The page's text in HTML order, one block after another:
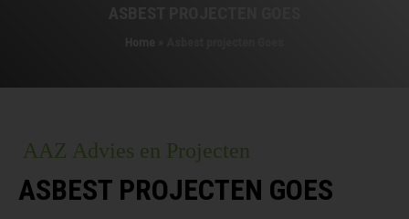
AAZ Advies en Projecten
ASBEST PROJECTEN GOES